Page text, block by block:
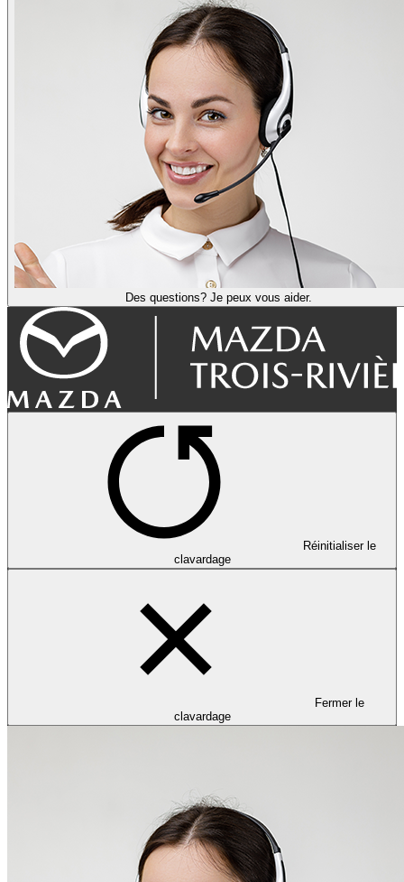
Des questions? Je peux vous aider.
Réinitialiser le
clavardage
Fermer le
clavardage